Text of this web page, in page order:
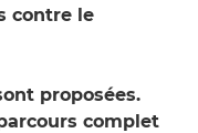
contre le
proposées.
complet